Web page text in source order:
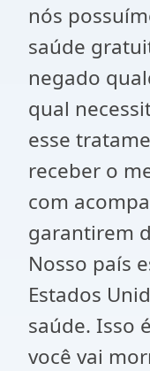
nós
saúde
negado
qual
esse
receber o
com
garantirem
Nosso país
Estados
saúde. Isso
você vai